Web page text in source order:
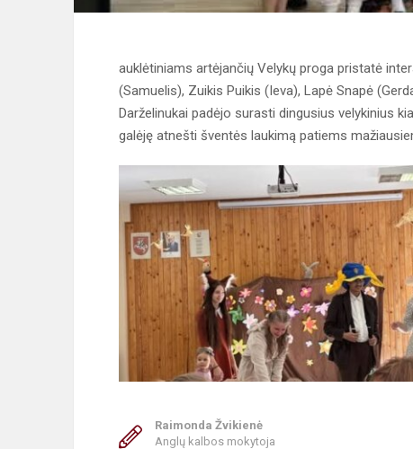
auklėtiniams artėjančių Velykų proga pristatė
(Samuelis), Zuikis Puikis (Ieva), Lapė Snapė
Darželinukai padėjo surasti dingusius velykinius
galėję atnešti šventės laukimą patiems
Raimonda Žvikienė
Anglų kalbos mokytoja